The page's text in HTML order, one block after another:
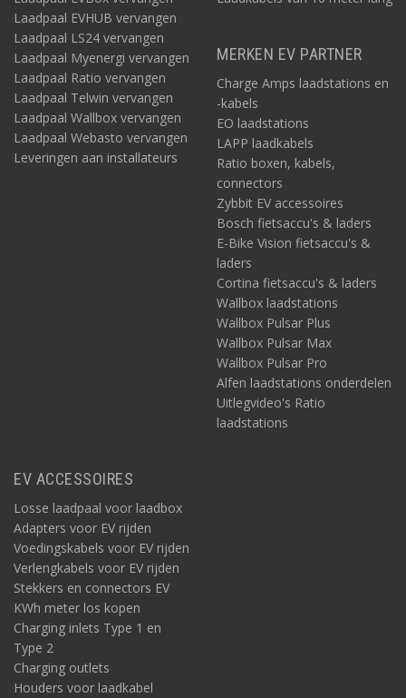
Laadpaal EVHUB vervangen
Laadpaal LS24 vervangen
Laadpaal Myenergi vervangen
Laadpaal Ratio vervangen
Laadpaal Telwin vervangen
Laadpaal Wallbox vervangen
Laadpaal Webasto vervangen
Leveringen aan installateurs
MERKEN EV PARTNER
Charge Amps laadstations en
-kabels
EO laadstations
LAPP laadkabels
Ratio boxen, kabels,
connectors
Zybbit EV accessoires
Bosch fietsaccu's & laders
E-Bike Vision fietsaccu's &
laders
Cortina fietsaccu's & laders
Wallbox laadstations
Wallbox Pulsar Plus
Wallbox Pulsar Max
Wallbox Pulsar Pro
Alfen laadstations onderdelen
Uitlegvideo's Ratio
laadstations
EV ACCESSOIRES
Losse laadpaal voor laadbox
Adapters voor EV rijden
Voedingskabels voor EV rijden
Verlengkabels voor EV rijden
Stekkers en connectors EV
KWh meter los kopen
Charging inlets Type 1 en
Type 2
Charging outlets
Houders voor laadkabel